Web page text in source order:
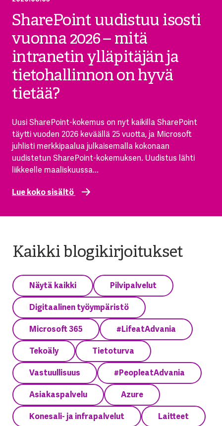
SharePoint uudistuu isosti
vuonna 2026 – mitä
intranetin ylläpitäjän ja
tietohallinnon on hyvä
tietää?
Uusi SharePoint-kokemus on nyt kaikilla SharePoint
täytti vuoden 2026 keväällä 25 vuotta, ja Microsoft
juhlisti merkkipaalua julkaisemalla kokonaan
uudistetun SharePoint-kokemuksen. Uudistus lähti
liikkeelle maaliskuussa...
Lue koko sisältö
Kaikki blogikirjoitukset
Näytä kaikki Pilvipalvelut
Digitaalinen työympäristö
Microsoft 365 #LifeatAdvania
Tekoäly Tietoturva
Vastuullisuus #PeopleatAdvania
Asiakaspalvelu Azure
Konesali- ja infrapalvelut Laitteet